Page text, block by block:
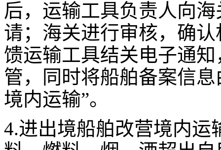
后，运输工具负责人向
请；海关进行审核，确
馈运输工具结关电子通
管，同时将船舶备案信
境内运输”。
4.进出境船舶改营境内运